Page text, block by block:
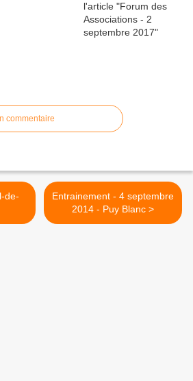
commentaire
Entrainement - 4 septembre
2014 - Puy Blanc >